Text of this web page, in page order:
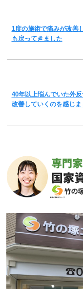
1度の施術で痛みが改善
も戻ってきました
40年以上悩んでいた外
改善していくのを感じま